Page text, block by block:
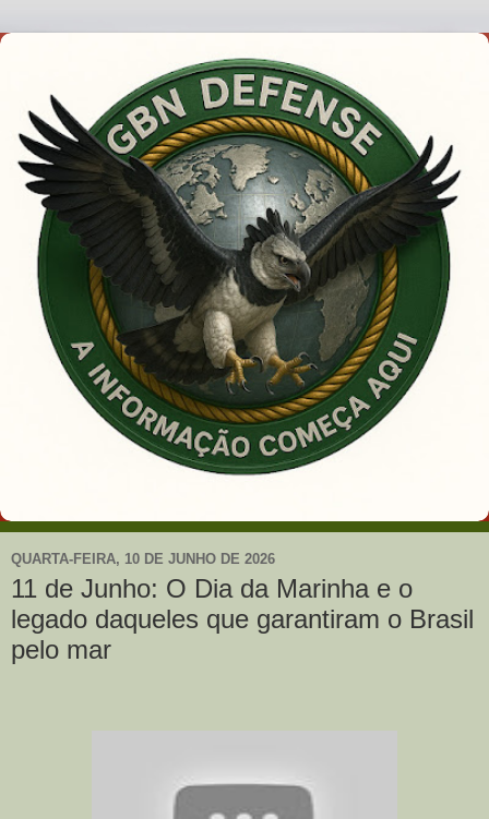
QUARTA-FEIRA, 10 DE JUNHO DE 2026
11 de Junho: O Dia da Marinha e o
legado daqueles que garantiram o Brasil
pelo mar